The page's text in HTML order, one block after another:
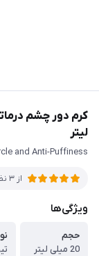
لیتر
and Anti-Puffiness
از 3 نظر
ویژگی‌ها
حجم
20 میلی لیتر